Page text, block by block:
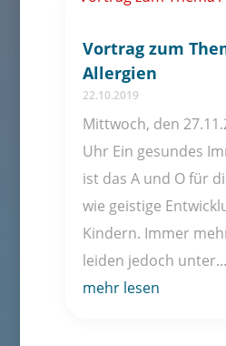
Vortrag zum
Allergien
22.10.2019
Mittwoch, den
Uhr Ein gesundes
ist das A und O für
wie geistige
Kindern. Immer
leiden jedoch unter...
mehr lesen